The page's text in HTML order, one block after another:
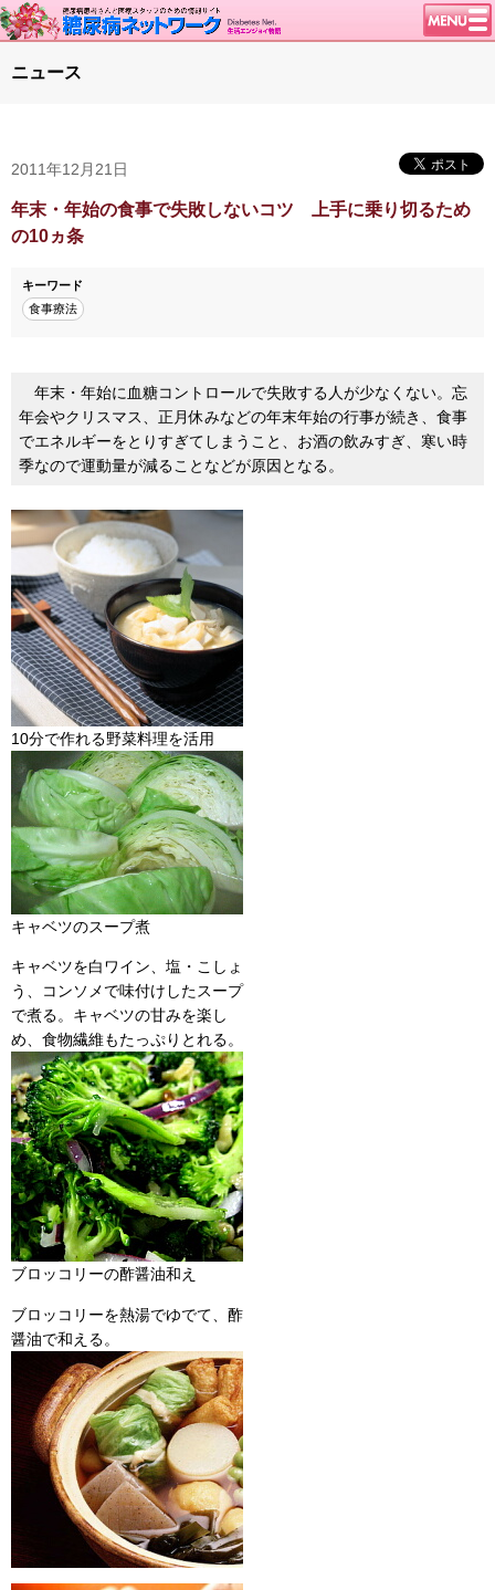
談話室BBS
糖尿病のきほん
特集・連載
腎臓の健康道
インスリンポンプ
グリコアルブミン
特集・連載 一覧へ
1型ライフ
ニュース
2011年12月21日
年末・年始の食事で失敗しないコツ 上手に乗り切るため
の10ヵ条
キーワード
食事療法
年末・年始に血糖コントロールで失敗する人が少なくない。忘
年会やクリスマス、正月休みなどの年末年始の行事が続き、食事
でエネルギーをとりすぎてしまうこと、お酒の飲みすぎ、寒い時
季なので運動量が減ることなどが原因となる。
10分で作れる野菜料理を活用
キャベツのスープ煮
キャベツを白ワイン、塩・こしょ
う、コンソメで味付けしたスープ
で煮る。キャベツの甘みを楽し
め、食物繊維もたっぷりとれる。
ブロッコリーの酢醤油和え
ブロッコリーを熱湯でゆでて、酢
醤油で和える。